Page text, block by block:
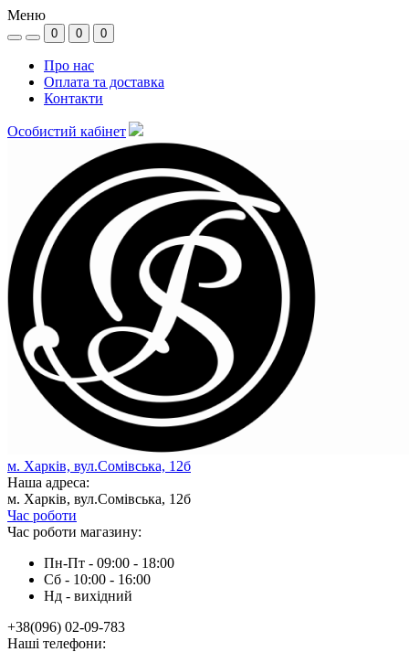
Меню
0 0 0
Про нас
Оплата та доставка
Контакти
Особистий кабінет
м. Харків, вул.Сомівська, 12б
Наша адреса:
м. Харків, вул.Сомівська, 12б
Час роботи
Час роботи магазину:
Пн-Пт - 09:00 - 18:00
Сб - 10:00 - 16:00
Нд - вихiдний
+38(096) 02-09-783
Наші телефони: